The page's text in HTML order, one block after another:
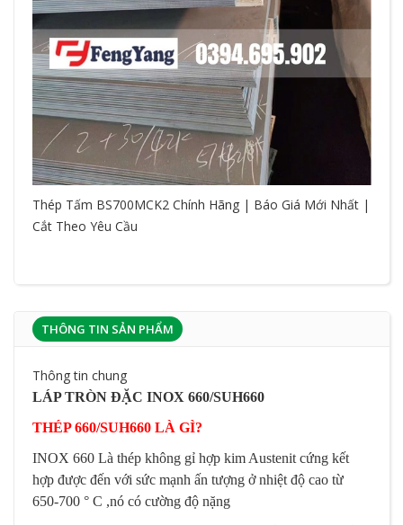
Thép Tấm BS700MCK2 Chính Hãng | Báo Giá Mới Nhất |
Cắt Theo Yêu Cầu
THÔNG TIN SẢN PHẨM
Thông tin chung
LÁP TRÒN ĐẶC INOX 660/SUH660
THÉP 660/SUH660 LÀ GÌ?
INOX 660 Là thép không gỉ hợp kim Austenit cứng kết
hợp được đến với sức mạnh ấn tượng ở nhiệt độ cao từ
650-700 ° C ,nó có cường độ nặng